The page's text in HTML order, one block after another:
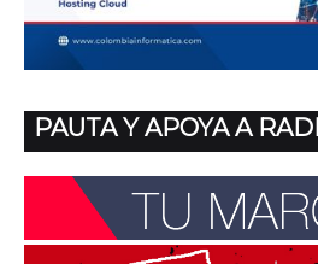
PAUTA Y APOYA A